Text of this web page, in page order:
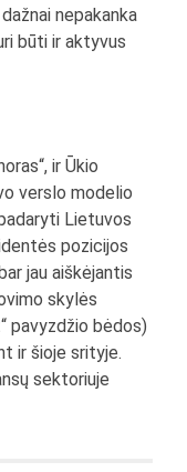
nepakanka
būti ir aktyvus
ir Ūkio
verslo modelio
Lietuvos
pozicijos
jau aiškėjantis
skylės
pavyzdžio bėdos)
ir šioje srityje.
sektoriuje